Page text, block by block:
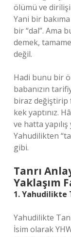
ölümü ve
Yani bir
bir “dal”. Ama
demek,
değil.
Hadi bunu bir
babanızın
biraz değiştirip
kek yaptınız.
ve hatta
Yahudilikten
gibi.
Tanrı
Yaklaşım
1. Yahudilikte
Yahudilikte
İsim olarak